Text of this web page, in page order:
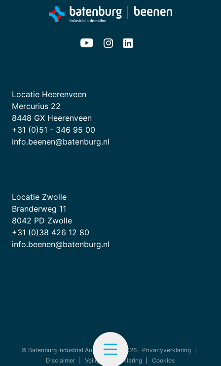
Locatie Heerenveen
Mercurius 22
8448 GX Heerenveen
+31 (0)51 - 346 95 00
info.beenen@batenburg.nl
Locatie Zwolle
Branderweg 11
8042 PD Zwolle
+31 (0)38 426 12 80
info.beenen@batenburg.nl
© Batenburg Industrial Automation - 2026
Privacyverklaring
Disclaimer
Veiligheidsverklaring Cookies